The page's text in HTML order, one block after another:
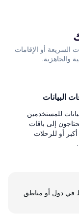
السريعة أو الإقامات
والجاهزية.
البيانات
للمستخدمين
إلى باقات
أو للرحلات
في دول أو مناطق